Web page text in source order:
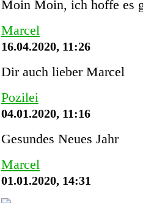
Moin Moin, ich hoffe es
Marcel
16.04.2020, 11:26
Dir auch lieber Marcel
Pozilei
04.01.2020, 11:16
Gesundes Neues Jahr
Marcel
01.01.2020, 14:31